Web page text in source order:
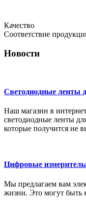
Качество
Соответствие
Новости
Светодиодные ленты
Наш магазин в
светодиодные ленты
которые получится не
Цифровые
Мы предлагаем вам
жизни. Это могут быть